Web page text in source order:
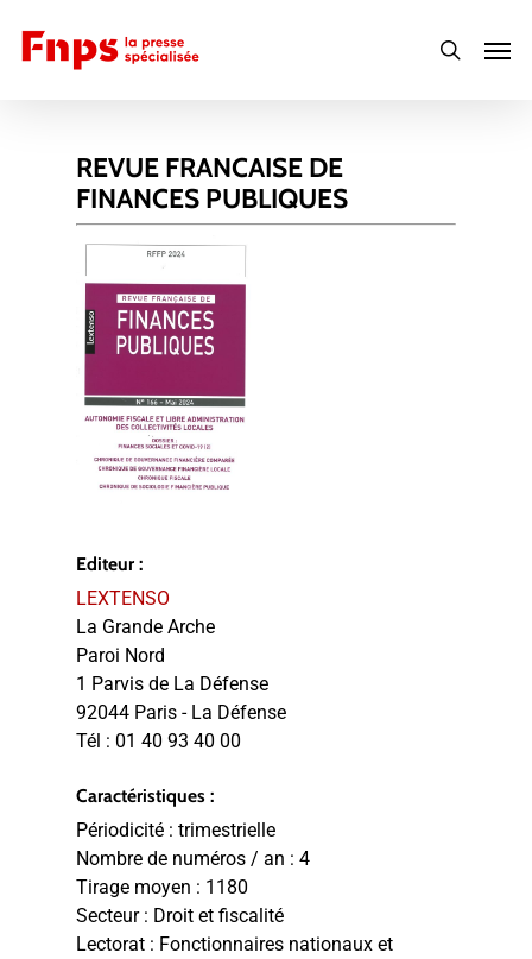
main
search
REVUE FRANCAISE DE
FINANCES PUBLIQUES
Editeur :
LEXTENSO
La Grande Arche
Paroi Nord
1 Parvis de La Défense
92044 Paris - La Défense
Tél : 01 40 93 40 00
Caractéristiques :
Périodicité : trimestrielle
Nombre de numéros / an : 4
Tirage moyen : 1180
Secteur : Droit et fiscalité
Lectorat : Fonctionnaires nationaux et